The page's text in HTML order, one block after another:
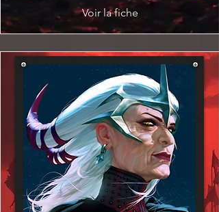
Voir la fiche